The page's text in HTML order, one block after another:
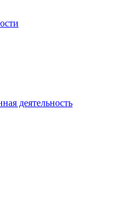
деятельность